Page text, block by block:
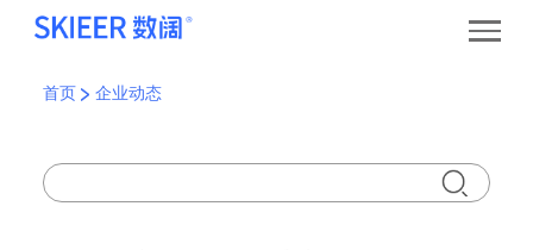
首页 企业动态